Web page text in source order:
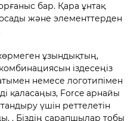
бар. Қара ұнтақ
және элементтерден
көрмеген ұзындықтың,
іздесеңіз
немесе логотипімен
қаласаңыз, Force арнайы
үшін реттелетін
. Біздің сарапшылар тобы